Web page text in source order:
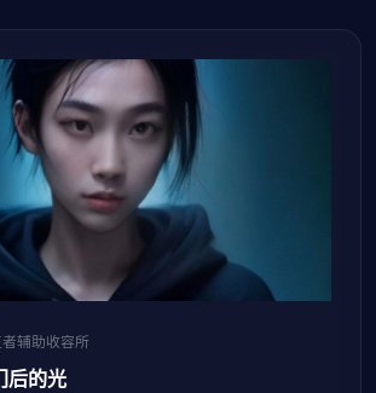
者辅助收容所
后的光